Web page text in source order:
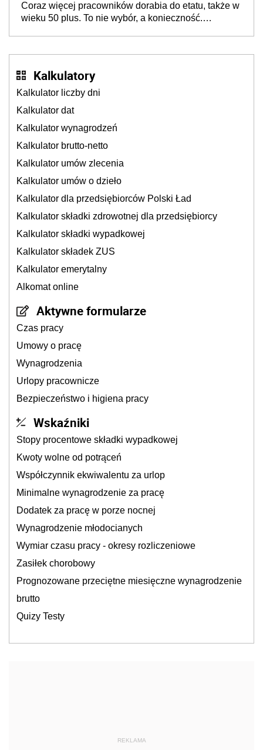
Coraz więcej pracowników dorabia do etatu, także w
wieku 50 plus. To nie wybór, a konieczność.
Kalkulatory
Kalkulator liczby dni
Kalkulator dat
Kalkulator wynagrodzeń
Kalkulator brutto-netto
Kalkulator umów zlecenia
Kalkulator umów o dzieło
Kalkulator dla przedsiębiorców Polski Ład
Kalkulator składki zdrowotnej dla przedsiębiorcy
Kalkulator składki wypadkowej
Kalkulator składek ZUS
Kalkulator emerytalny
Alkomat online
Aktywne formularze
Czas pracy
Umowy o pracę
Wynagrodzenia
Urlopy pracownicze
Bezpieczeństwo i higiena pracy
Wskaźniki
Stopy procentowe składki wypadkowej
Kwoty wolne od potrąceń
Współczynnik ekwiwalentu za urlop
Minimalne wynagrodzenie za pracę
Dodatek za pracę w porze nocnej
Wynagrodzenie młodocianych
Wymiar czasu pracy - okresy rozliczeniowe
Zasiłek chorobowy
Prognozowane przeciętne miesięczne wynagrodzenie
brutto
Quizy Testy
REKLAMA